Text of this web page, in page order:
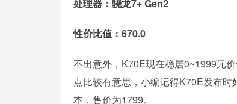
处理器：骁龙7+ Gen2
性价比值：670.0
不出意外，K70E现在稳居0~1999元
点比较有意思，小编记得K70E发布
本，售价为1799。